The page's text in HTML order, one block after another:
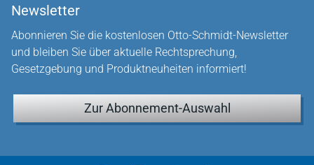
Newsletter
Abonnieren Sie die kostenlosen Otto-Schmidt-Newsletter
und bleiben Sie über aktuelle Rechtsprechung,
Gesetzgebung und Produktneuheiten informiert!
Zur Abonnement-Auswahl